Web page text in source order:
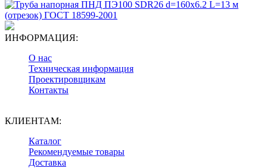
ИНФОРМАЦИЯ:
О нас
Техническая информация
Проектировщикам
Контакты
КЛИЕНТАМ:
Каталог
Рекомендуемые товары
Доставка